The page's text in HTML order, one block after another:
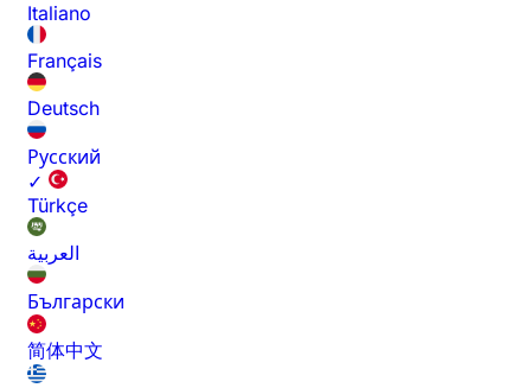
Italiano
Français
Deutsch
Русский
✓
Türkçe
العربية
Български
简体中文